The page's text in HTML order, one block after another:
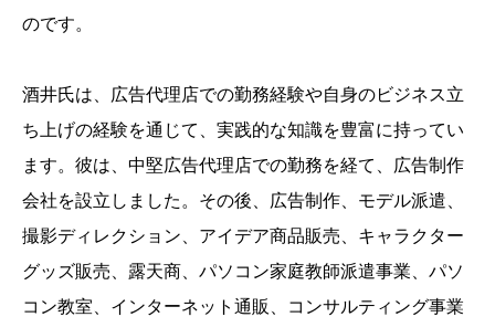
のです。
酒井氏は、広告代理店での勤務経験や自身のビジネス立
ち上げの経験を通じて、実践的な知識を豊富に持ってい
ます。彼は、中堅広告代理店での勤務を経て、広告制作
会社を設立しました。その後、広告制作、モデル派遣、
撮影ディレクション、アイデア商品販売、キャラクター
グッズ販売、露天商、パソコン家庭教師派遣事業、パソ
コン教室、インターネット通販、コンサルティング事業